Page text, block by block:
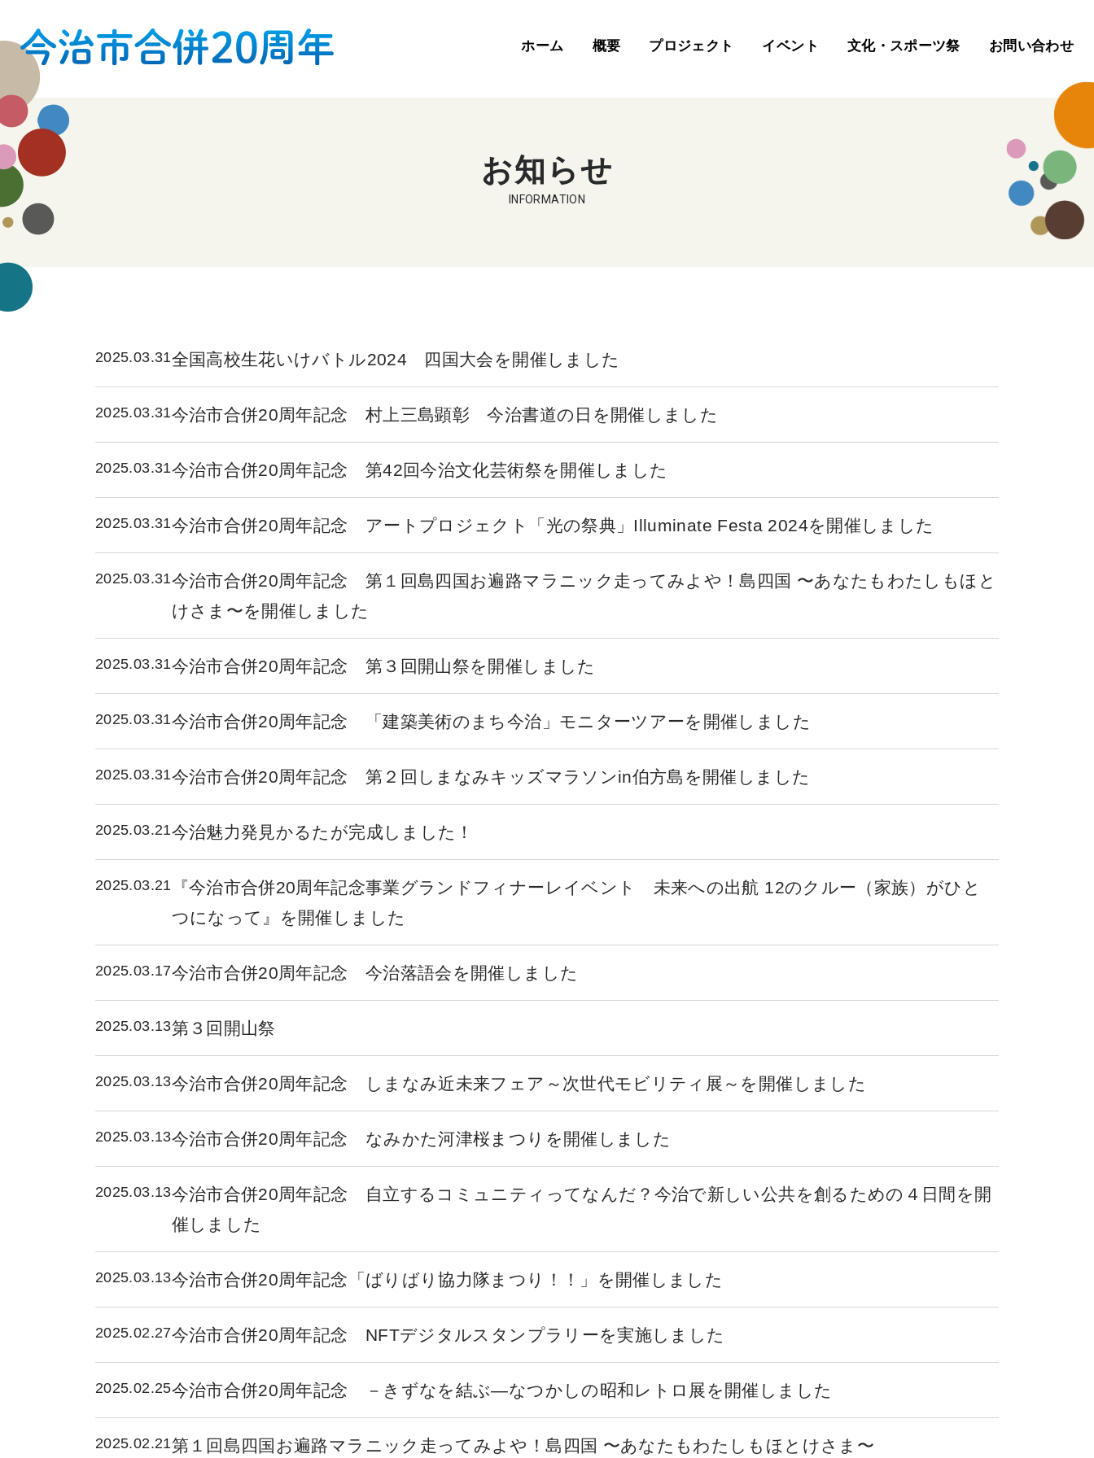
ホーム 概要 プロジェクト イベント 文化・スポーツ祭 お問い合わせ
お知らせ
INFORMATION
2025.03.31全国高校生花いけバトル2024 四国大会を開催しました
2025.03.31今治市合併20周年記念 村上三島顕彰 今治書道の日を開催しました
2025.03.31今治市合併20周年記念 第42回今治文化芸術祭を開催しました
2025.03.31今治市合併20周年記念 アートプロジェクト「光の祭典」Illuminate Festa 2024を開催しました
2025.03.31今治市合併20周年記念 第１回島四国お遍路マラニック走ってみよや！島四国 〜あなたもわたしもほと
けさま〜を開催しました
2025.03.31今治市合併20周年記念 第３回開山祭を開催しました
2025.03.31今治市合併20周年記念 「建築美術のまち今治」モニターツアーを開催しました
2025.03.31今治市合併20周年記念 第２回しまなみキッズマラソンin伯方島を開催しました
2025.03.21今治魅力発見かるたが完成しました！
2025.03.21
『今治市合併20周年記念事業グランドフィナーレイベント 未来への出航 12のクルー（家族）がひと
つになって』を開催しました
2025.03.17今治市合併20周年記念 今治落語会を開催しました
2025.03.13第３回開山祭
2025.03.13今治市合併20周年記念 しまなみ近未来フェア～次世代モビリティ展～を開催しました
2025.03.13今治市合併20周年記念 なみかた河津桜まつりを開催しました
2025.03.13今治市合併20周年記念 自立するコミュニティってなんだ？今治で新しい公共を創るための４日間を開
催しました
2025.03.13今治市合併20周年記念「ばりばり協力隊まつり！！」を開催しました
2025.02.27今治市合併20周年記念 NFTデジタルスタンプラリーを実施しました
2025.02.25今治市合併20周年記念 －きずなを結ぶ―なつかしの昭和レトロ展を開催しました
2025.02.21第１回島四国お遍路マラニック走ってみよや！島四国 〜あなたもわたしもほとけさま〜